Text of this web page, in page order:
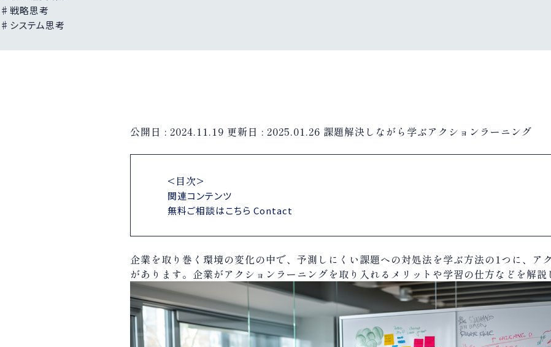
♯戦略思考
♯システム思考
公開日 : 2024.11.19 更新日 : 2025.01.26 課題解決しながら学ぶアクションラーニング
<目次>
関連コンテンツ
無料ご相談はこちら Contact
企業を取り巻く環境の変化の中で、予測しにくい課題への対処法を学ぶ方法の1つに、ア
があります。企業がアクションラーニングを取り入れるメリットや学習の仕方などを解説